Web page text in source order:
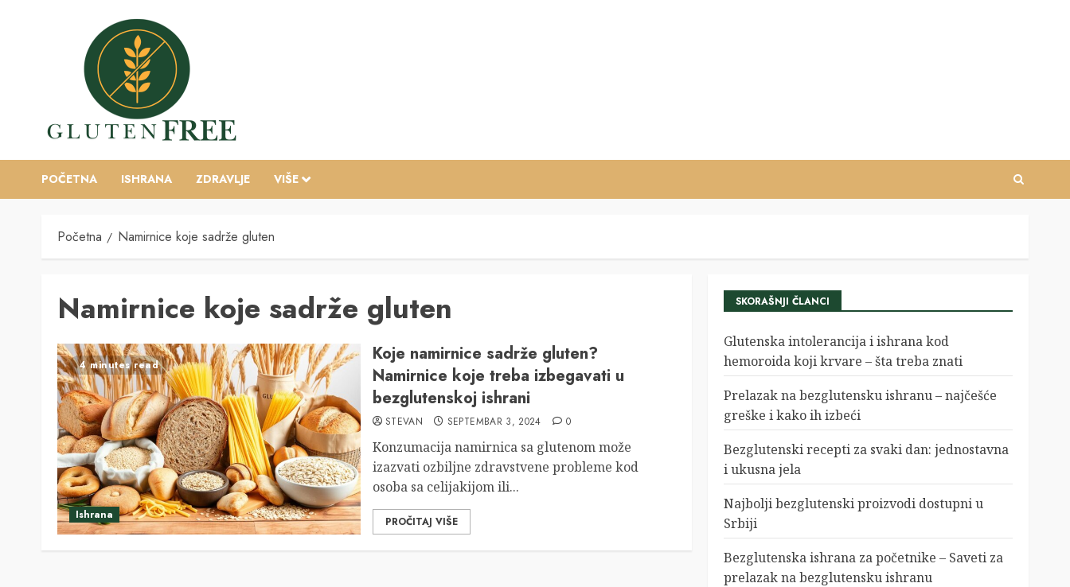
POČETNA ISHRANA ZDRAVLJE VIŠE
Početna Namirnice koje sadrže gluten
Namirnice koje sadrže gluten
4 minutes read
Ishrana
Koje namirnice sadrže gluten?
Namirnice koje treba izbegavati u
bezglutenskoj ishrani
STEVAN SEPTEMBAR 3, 2024 0
Konzumacija namirnica sa glutenom može
izazvati ozbiljne zdravstvene probleme kod
osoba sa celijakijom ili...
PROČITAJ VIŠE
SKORAŠNJI ČLANCI
Glutenska intolerancija i ishrana kod
hemoroida koji krvare – šta treba znati
Prelazak na bezglutensku ishranu – najčešće
greške i kako ih izbeći
Bezglutenski recepti za svaki dan: jednostavna
i ukusna jela
Najbolji bezglutenski proizvodi dostupni u
Srbiji
Bezglutenska ishrana za početnike – Saveti za
prelazak na bezglutensku ishranu